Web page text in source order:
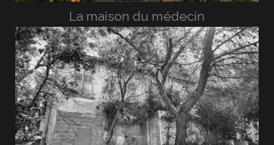
La maison du médecin